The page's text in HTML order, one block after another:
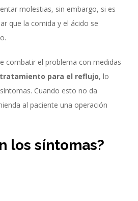
molestias, sin embargo, si es
que la comida y el ácido se
combatir el problema con medidas
tratamiento para el reflujo, lo
Cuando esto no da
al paciente una operación
los síntomas?